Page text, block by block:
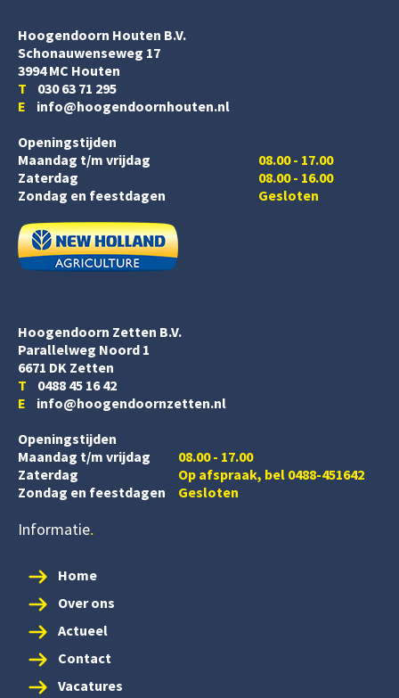
Hoogendoorn Houten B.V.
Schonauwenseweg 17
3994 MC Houten
T 030 63 71 295
E info@hoogendoornhouten.nl
Openingstijden
Maandag t/m vrijdag
Zaterdag
08.00 - 17.00
08.00 - 16.00
Zondag en feestdagen
Gesloten
Hoogendoorn Zetten B.V.
Parallelweg Noord 1
6671 DK Zetten
T 0488 45 16 42
E info@hoogendoornzetten.nl
Openingstijden
Maandag t/m vrijdag
08.00 - 17.00
Zaterdag
Op afspraak, bel 0488-451642
Zondag en feestdagen
Gesloten
Informatie
Home
Over ons
Actueel
Contact
Vacatures